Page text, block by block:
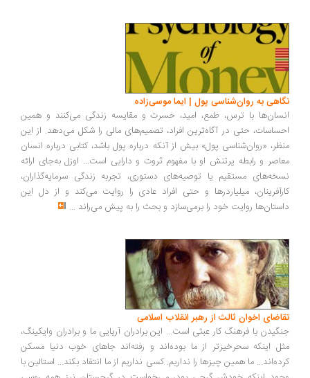
به روان‌شناسی پول | ایما موسی‌زاده
با ترس، طمع، امید، حسرت و مقایسه زندگی می‌کنند و همین
حتی در آگاه‌ترین افراد، تصمیم‌های مالی را شکل می‌دهد. از این
«روان‌شناسی پول» بیش از آنکه درباره پول باشد، کتابی درباره انسان
و رابطه پرتنش او با مفهوم ثروت و دارایی است... اوزل به‌جای ارائه
مستقیم یا توصیه‌های دستوری، تجربه زندگی سرمایه‌گذاران،
میلیاردرها و حتی افراد عادی را روایت می‌کند و از دل این
روایت خود را برمی‌سازد و بحث را به پیش می‌راند ...
اخوان ثالث از رهبر انقلاب اسلامی
با فرهنگ کار عبثی است... این برادران آریایی ما و برادران وایکینگ،
اینکه سحرخیزتر از ما بوده‌اند و رفته‌اند جاهای خوب دنیا مسکن
ما همین چیزها را نداریم. کسی نداریم از ما انتقاد بکند... استالین با